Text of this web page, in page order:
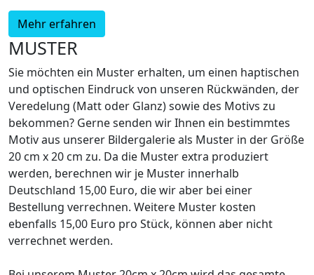
Mehr erfahren
MUSTER
Sie möchten ein Muster erhalten, um einen haptischen
und optischen Eindruck von unseren Rückwänden, der
Veredelung (Matt oder Glanz) sowie des Motivs zu
bekommen? Gerne senden wir Ihnen ein bestimmtes
Motiv aus unserer Bildergalerie als Muster in der Größe
20 cm x 20 cm zu. Da die Muster extra produziert
werden, berechnen wir je Muster innerhalb
Deutschland 15,00 Euro, die wir aber bei einer
Bestellung verrechnen. Weitere Muster kosten
ebenfalls 15,00 Euro pro Stück, können aber nicht
verrechnet werden.